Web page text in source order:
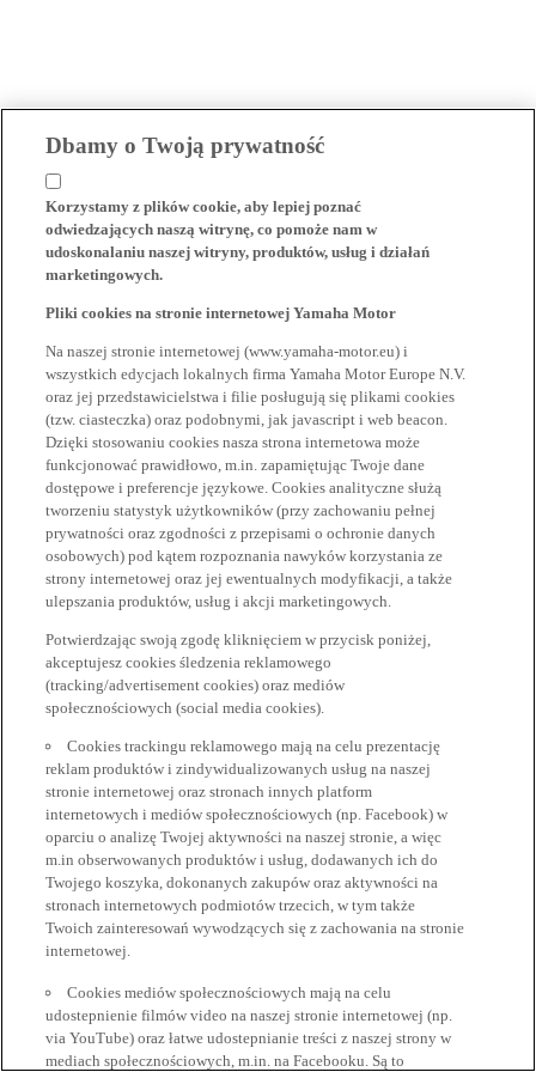
Dbamy o Twoją prywatność
Korzystamy z plików cookie, aby lepiej poznać
odwiedzających naszą witrynę, co pomoże nam w
udoskonalaniu naszej witryny, produktów, usług i działań
marketingowych.
Pliki cookies na stronie internetowej Yamaha Motor
Na naszej stronie internetowej (www.yamaha-motor.eu) i
wszystkich edycjach lokalnych firma Yamaha Motor Europe N.V.
oraz jej przedstawicielstwa i filie posługują się plikami cookies
(tzw. ciasteczka) oraz podobnymi, jak javascript i web beacon.
Dzięki stosowaniu cookies nasza strona internetowa może
funkcjonować prawidłowo, m.in. zapamiętując Twoje dane
dostępowe i preferencje językowe. Cookies analityczne służą
tworzeniu statystyk użytkowników (przy zachowaniu pełnej
prywatności oraz zgodności z przepisami o ochronie danych
osobowych) pod kątem rozpoznania nawyków korzystania ze
strony internetowej oraz jej ewentualnych modyfikacji, a także
ulepszania produktów, usług i akcji marketingowych.
Potwierdzając swoją zgodę kliknięciem w przycisk poniżej,
akceptujesz cookies śledzenia reklamowego
(tracking/advertisement cookies) oraz mediów
społecznościowych (social media cookies).
Cookies trackingu reklamowego mają na celu prezentację
reklam produktów i zindywidualizowanych usług na naszej
stronie internetowej oraz stronach innych platform
internetowych i mediów społecznościowych (np. Facebook) w
oparciu o analizę Twojej aktywności na naszej stronie, a więc
m.in obserwowanych produktów i usług, dodawanych ich do
Twojego koszyka, dokonanych zakupów oraz aktywności na
stronach internetowych podmiotów trzecich, w tym także
Twoich zainteresowań wywodzących się z zachowania na stronie
internetowej.
Cookies mediów społecznościowych mają na celu
udostepnienie filmów video na naszej stronie internetowej (np.
via YouTube) oraz łatwe udostepnianie treści z naszej strony w
mediach społecznościowych, m.in. na Facebooku. Są to